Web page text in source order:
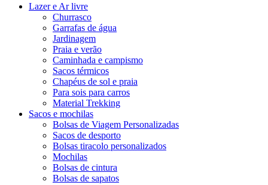
Lazer e Ar livre
Churrasco
Garrafas de água
Jardinagem
Praia e verão
Caminhada e campismo
Sacos térmicos
Chapéus de sol e praia
Para sois para carros
Material Trekking
Sacos e mochilas
Bolsas de Viagem Personalizadas
Sacos de desporto
Bolsas tiracolo personalizados
Mochilas
Bolsas de cintura
Bolsas de sapatos